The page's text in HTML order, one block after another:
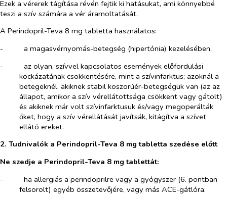
Ezek a vérerek tágítása révén fejtik ki hatásukat, ami könnyebbé
teszi a szív számára a vér áramoltatását.
A Perindopril-Teva 8 mg tabletta használatos:
-​
a magasvérnyomás-betegség (hipertónia) kezelésében,
-​
az olyan, szívvel kapcsolatos események előfordulási
kockázatának csökkentésére, mint a szívinfarktus; azoknál a
betegeknél, akiknek stabil koszorúér-betegségük van (az az
állapot, amikor a szív vérellátottsága csökkent vagy gátolt)
és akiknek már volt szívinfarktusuk és/vagy megoperálták
őket, hogy a szív vérellátását javítsák, kitágítva a szívet
ellátó ereket.
2. Tudnivalók a Perindopril-Teva 8 mg tabletta szedése előtt
Ne szedje a Perindopril-Teva 8 mg tablettát:
-​
ha allergiás a perindoprilre vagy a gyógyszer (6. pontban
felsorolt) egyéb összetevőjére, vagy más ACE-gátlóra.